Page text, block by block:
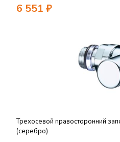
6 551 ₽
Трехосевой правосторонний
(серебро)